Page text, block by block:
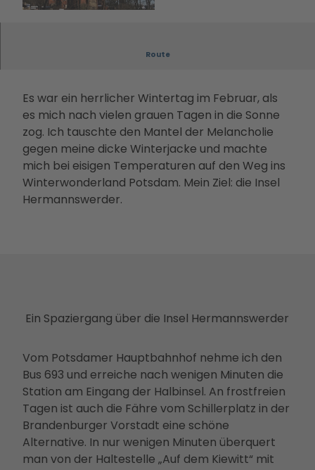
Goldener
Herbst
Kunst &
Kultur
Dein
Potsdam-
Blog
Landsch
Veranst
altunge
n
Essen &
Trinken
Unterkü
nfte
Conv
Loca
tions
Rah
men
prog
ram
me
Informa
arte
Anreise
Alle
G
Touri
smus
in
Pots
dam
Kam
und
Betei
gsan
gebo
te
PMS
G
Vera
nstal
Route
Es war ein herrlicher Wintertag im Februar, als
es mich nach vielen grauen Tagen in die Sonne
zog. Ich tauschte den Mantel der Melancholie
gegen meine dicke Winterjacke und machte
mich bei eisigen Temperaturen auf den Weg ins
Winterwonderland Potsdam. Mein Ziel: die Insel
Hermannswerder.
Ein Spaziergang über die Insel Hermannswerder
Vom Potsdamer Hauptbahnhof nehme ich den
Bus 693 und erreiche nach wenigen Minuten die
Station am Eingang der Halbinsel. An frostfreien
Tagen ist auch die Fähre vom Schillerplatz in der
Brandenburger Vorstadt eine schöne
Alternative. In nur wenigen Minuten überquert
man von der Haltestelle „Auf dem Kiewitt“ mit